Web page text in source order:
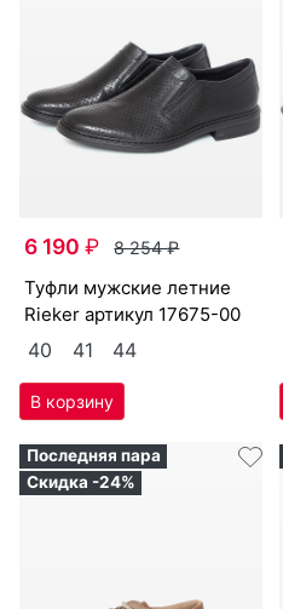
6 190₽ 8 254₽
туф­ли мужс­кие лет­ние
Ri­eker артикул 17675-00
40 41 44
Последняя пара
Скидка -24%